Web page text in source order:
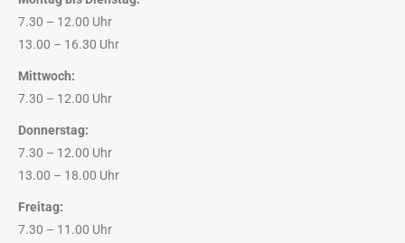
7.30 – 12.00 Uhr
13.00 – 16.30 Uhr
Mittwoch:
7.30 – 12.00 Uhr
Donnerstag:
7.30 – 12.00 Uhr
13.00 – 18.00 Uhr
Freitag:
7.30 – 11.00 Uhr